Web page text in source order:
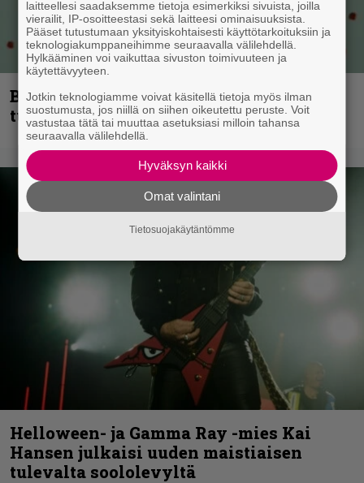
Blind Channel palaa rytinällä –
tuplasingle videoineen julki
Helloween- ja Gamma Ray -mies Kai
Hansen julkaisi uuden maistiaisen
tulevalta soololevyltä
laitteellesi saadaksemme tietoja esimerkiksi sivuista, joilla
vierailit, IP-osoitteestasi sekä laitteesi ominaisuuksista.
Pääset tutustumaan yksityiskohtaisesti käyttötarkoituksiin ja
teknologiakumppaneihimme seuraavalla välilehdellä.
Hylkääminen voi vaikuttaa sivuston toimivuuteen ja
käytettävyyteen.
Jotkin teknologiamme voivat käsitellä tietoja myös ilman
suostumusta, jos niillä on siihen oikeutettu peruste. Voit
vastustaa tätä tai muuttaa asetuksiasi milloin tahansa
seuraavalla välilehdellä.
Hyväksyn kaikki
Omat valintani
Tietosuojakäytäntömme